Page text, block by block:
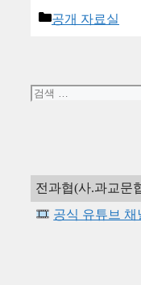
카
공개 자료실
검
전과협(사.과교문
공식 유튜브 채